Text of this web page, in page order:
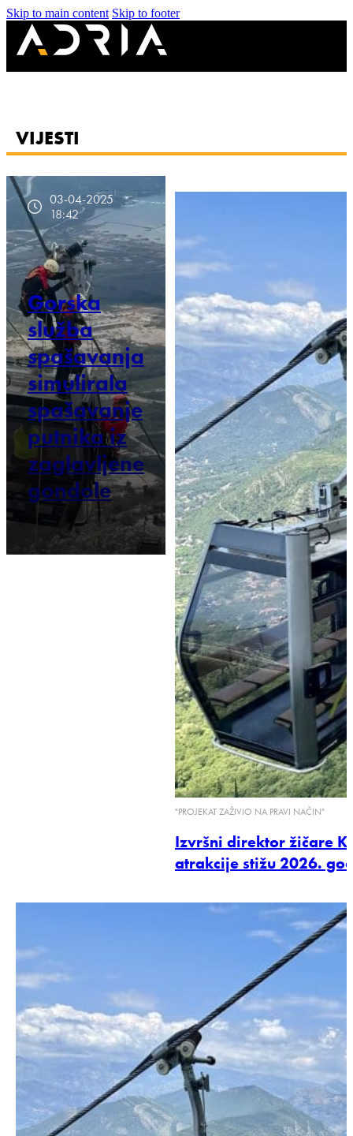
Skip to main content Skip to footer
VIJESTI
03-04-2025
18:42
Gorska
služba
spašavanja
simulirala
spašavanje
putnika iz
zaglavljene
gondole
"PROJEKAT ZAŽIVIO NA PRAVI NAČIN"
Izvršni direktor žičare
atrakcije stižu 2026.